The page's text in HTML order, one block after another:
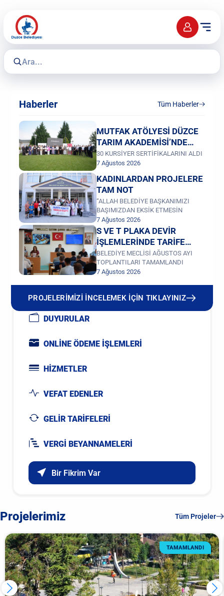
Haberler Tüm Haberler
MUTFAK ATÖLYESİ DÜZCE
TARIM AKADEMİSİ’NDE
KURULUYOR PROJESİ
TAMAMLANDI
30 KURSİYER SERTİFİKALARINI ALDI
7 Ağustos 2026
KADINLARDAN PROJELERE
TAM NOT
“ALLAH BELEDİYE BAŞKANIMIZI
BAŞIMIZDAN EKSİK ETMESİN
7 Ağustos 2026
S VE T PLAKA DEVİR
İŞLEMLERİNDE TARİFE
DEĞİŞİKLİĞİ
BELEDİYE MECLİSİ AĞUSTOS AYI
TOPLANTILARI TAMAMLANDI
7 Ağustos 2026
PROJELERİMİZİ İNCELEMEK İÇİN TIKLAYINIZ
DUYURULAR
ONLİNE ÖDEME İŞLEMLERİ
HİZMETLER
VEFAT EDENLER
GELİR TARİFELERİ
VERGİ BEYANNAMELERİ
Bir Fikrim Var
Projelerimiz Tüm Projeler
TAMAMLANDI